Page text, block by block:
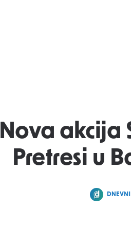
Nova akcija
Pretresi u
POSTED